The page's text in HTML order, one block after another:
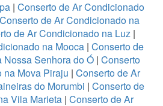
| Conserto de Ar Condicionado
Conserto de Ar Condicionado na
de Ar Condicionado na Luz|
na Mooca | Conserto de
Senhora do Ó | Conserto
Mova Piraju | Conserto de Ar
do Morumbi | Conserto de
Vila Marieta | Conserto de Ar